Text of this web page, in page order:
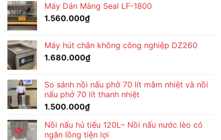
Máy Dán Màng Seal LF-1800
1.560.000₫
Máy hút chân không công nghiệp DZ260
1.680.000₫
So sánh nồi nấu phở 70 lít mâm nhiệt và nồi
nấu phở 70 lít thanh nhiệt
1.500.000₫
Nồi nấu hủ tiếu 120L– Nồi nấu nước lèo có
ngăn lồng tiện lợi